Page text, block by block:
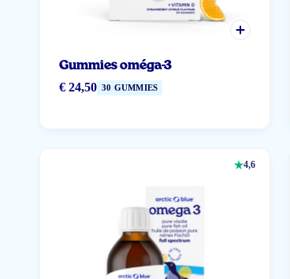
Gummies oméga-3
€ 24,50 30 GUMMIES
4,6